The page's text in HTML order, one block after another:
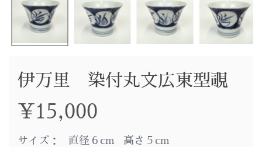
伊万里 染付丸文広東型覗
¥ 15,000
サイズ： 直径６cm 高さ５cm